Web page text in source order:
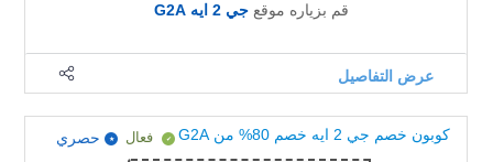
قم بزياره موقعجي 2 ايه G2A
عرض التفاصيل
كوبون خصم جي 2 ايه خصم 80% من G2A فعال حصري